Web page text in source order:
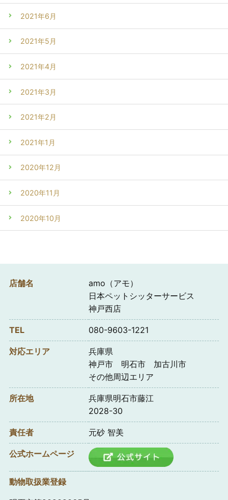
2021年6月
2021年5月
2021年4月
2021年3月
2021年2月
2021年1月
2020年12月
2020年11月
2020年10月
店舗名
amo（アモ）
日本ペットシッターサービス
神戸西店
TEL 080-9603-1221
対応エリア
兵庫県
神戸市 明石市 加古川市
その他周辺エリア
所在地
兵庫県明石市藤江
2028-30
責任者 元砂 智美
公式ホームページ
動物取扱業登録